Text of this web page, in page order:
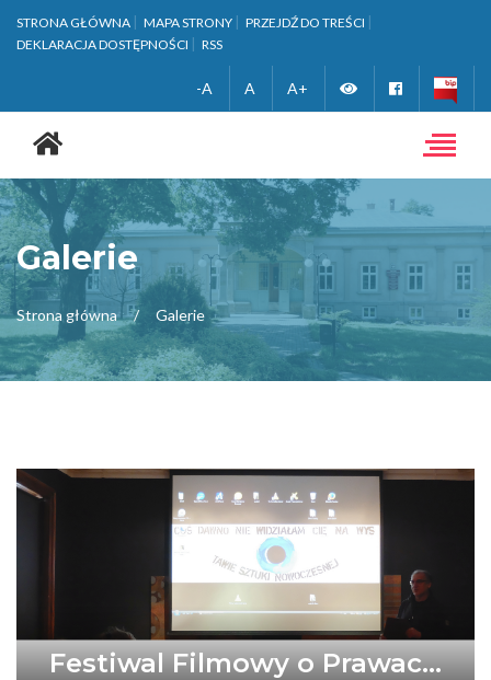
STRONA GŁÓWNA MAPA STRONY
PRZEJDŹ DO TREŚCI
DEKLARACJA DOSTĘPNOŚCI
RSS
-A A A+ Zmień
kontrastową
Facebook
Toggle
główna
Galerie
Strona główna Galerie
Festiwal Filmowy o Prawac...